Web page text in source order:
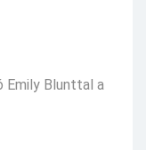
Emily Blunttal a